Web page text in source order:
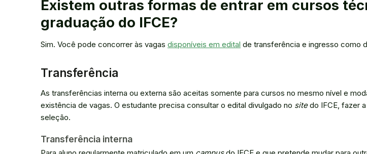
Existem outras formas de entrar em cursos
graduação do IFCE?
Sim. Você pode concorrer às vagas disponíveis em edital de transferência e ingresso como
Transferência
As transferências interna ou externa são aceitas somente para cursos no mesmo nível e
existência de vagas. O estudante precisa consultar o edital divulgado no sitedo IFCE, fazer
seleção.
Transferência interna